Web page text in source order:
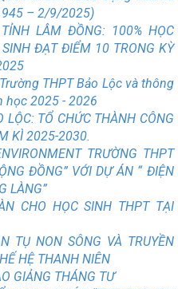
– 2/9/2025)
LÂM ĐỒNG: 100% HỌC
ĐẠT ĐIỂM 10 TRONG KỲ
THPT Bảo Lộc và thông
học 2025 - 2026
TỔ CHỨC THÀNH CÔNG
KÌ 2025-2030.
TRƯỜNG THPT
ĐỒNG” VỚI DỰ ÁN “ ĐIỆN
LÀNG”
CHO HỌC SINH THPT TẠI
TỤ NON SÔNG VÀ TRUYỀN
HỆ THANH NIÊN
GIẢNG THÁNG TƯ